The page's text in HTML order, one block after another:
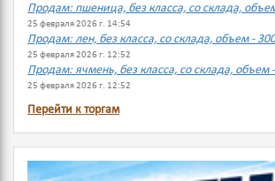
Продам: пшеница, без класса, со склада,
25 февраля 2026 г. 14:54
Продам: лен, без класса, со склада, объем - 300
25 февраля 2026 г. 12:52
Продам: ячмень, без класса, со склада, объем
25 февраля 2026 г. 12:52
Перейти к торгам